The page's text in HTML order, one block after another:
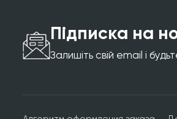
Підписка на
Залишіть свій email і